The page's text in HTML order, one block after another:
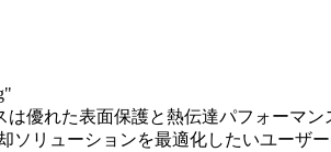
は優れた表面保護と熱伝達パフォーマン
ソリューションを最適化したいユーザー